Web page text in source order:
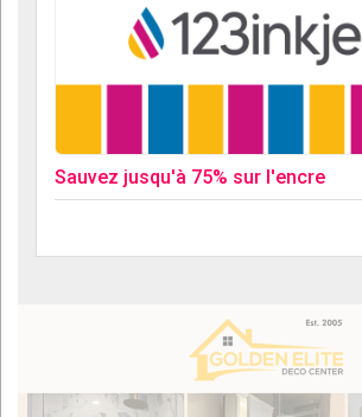
Sauvez jusqu'à 75% sur l'encre